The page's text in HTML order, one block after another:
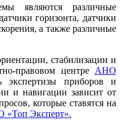
являются различные
горизонта, датчики
а также различные
стабилизации и
правовом центре АНО
экспертизы приборов и
и навигации зависит от
которые ставятся на
«Топ Эксперт».